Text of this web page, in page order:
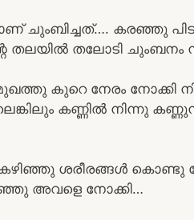
ചുംബിച്ചത്…. കരഞ്ഞു
തലയിൽ തലോടി ചുംബനം
മുഖത്തു കുറെ നേരം നോക്കി
കണ്ണിൽ നിന്നു
ശരീരങ്ങൾ
അവളെ നോക്കി…